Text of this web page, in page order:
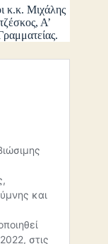
Μιχάλης
Α’